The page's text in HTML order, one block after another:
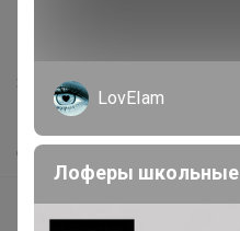
Защита покупателя
Помощь
О нас
Все предложения
LovEIam
Лоферы школьные